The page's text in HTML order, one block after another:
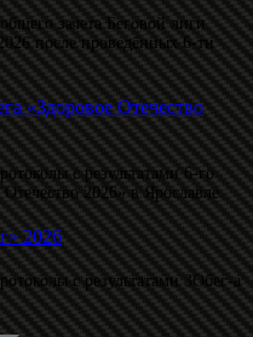
зачета Беговой лиги
после проведённых 6-ти
«Здоровое Отечество
с результатами 6-го
Отечество 2026» в Ярославле.
2026
с результатами ЗОбег-а